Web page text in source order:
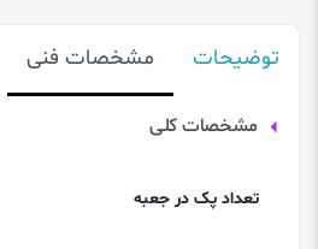
توضیحات مشخصات فنی
مشخصات کلی
تعداد پک در جعبه